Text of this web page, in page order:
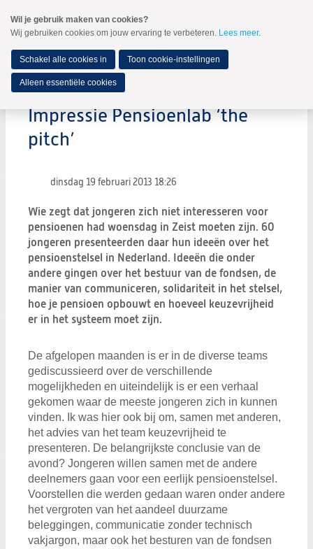
naar
Spring
de
inhoud
Spring
naar
hoofdmenu
MENU
Zoeken:
Impressie Pensioenlab ‘the
pitch’
dinsdag 19 februari 2013 18:26
Wie zegt dat jongeren zich niet interesseren voor
pensioenen had woensdag in Zeist moeten zijn. 60
jongeren presenteerden daar hun ideeën over het
pensioenstelsel in Nederland. Ideeën die onder
andere gingen over het bestuur van de fondsen, de
manier van communiceren, solidariteit in het stelsel,
hoe je pensioen opbouwt en hoeveel keuzevrijheid
er in het systeem moet zijn.
De afgelopen maanden is er in de diverse teams
gediscussieerd over de verschillende
mogelijkheden en uiteindelijk is er een verhaal
gekomen waar de meeste jongeren zich in kunnen
vinden. Ik was hier ook bij om, samen met anderen,
het advies van het team keuzevrijheid te
presenteren. De belangrijkste conclusie van de
avond? Jongeren willen samen met de andere
deelnemers gaan voor een eerlijk pensioenstelsel.
Voorstellen die werden gedaan waren onder andere
het vergroten van het aandeel duurzame
beleggingen, communicatie zonder technisch
vakjargon, maar ook het besturen van de fondsen
Wil je gebruik maken van cookies?
Wij gebruiken cookies om jouw ervaring te verbeteren. Lees meer.
Schakel alle cookies in Toon cookie-instellingen
Alleen essentiële cookies